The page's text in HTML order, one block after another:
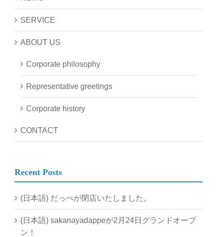
SERVICE
ABOUT US
Corporate philosophy
Representative greetings
Corporate history
CONTACT
Recent Posts
(日本語) だっぺが閉店いたしました。
(日本語) sakanayadappeが2月24日グランドオープ
ン！